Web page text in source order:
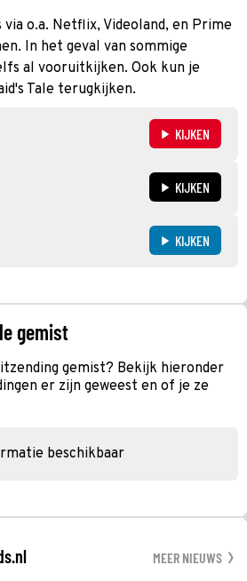
via o.a. Netflix, Videoland, en Prime
In het geval van sommige
al vooruitkijken. Ook kun je
Tale terugkijken.
KIJKEN
KIJKEN
KIJKEN
gemist
gemist? Bekijk hieronder
er zijn geweest en of je ze
beschikbaar
MEER NIEUWS